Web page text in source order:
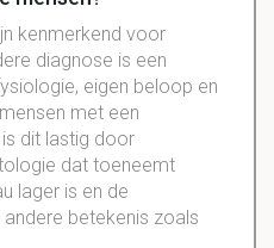
kenmerkend voor
diagnose is een
eigen beloop en
met een
dit lastig door
dat toeneemt
lager is en de
betekenis zoals